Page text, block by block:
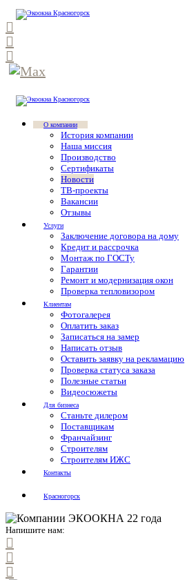
О компании
История компании
Наша миссия
Производство
Сертификаты
Новости
ТВ-проекты
Вакансии
Отзывы
Услуги
Заключение договора на дому
Кредит и рассрочка
Монтаж по ГОСТу
Гарантии
Ремонт и модернизация окон
Проверка тепловизором
Клиентам
Фотогалерея
Оплатить заказ
Записаться на замер
Написать отзыв
Оставить заявку на рекламацию
Проверка статуса заказа
Полезные статьи
Видеосюжеты
Для бизнеса
Станьте дилером
Поставщикам
Франчайзинг
Строителям
Строителям ИЖС
Контакты
Красногорск
Напишите нам: